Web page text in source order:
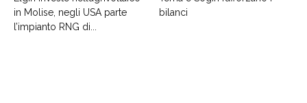
in Molise, negli USA parte
l’impianto RNG di...
bilanci